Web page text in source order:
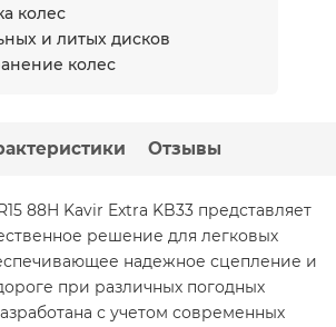
колес
и литых дисков
колес
Отзывы
88H Kavir Extra KB33 представляет
решение для легковых
надежное сцепление и
при различных погодных
с учетом современных